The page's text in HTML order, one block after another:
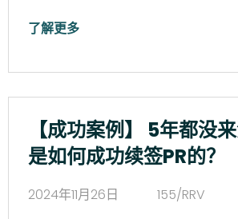
了解更多
【成功案例】 5年都没来
是如何成功续签PR的？
2024年11月26日
155/RRV